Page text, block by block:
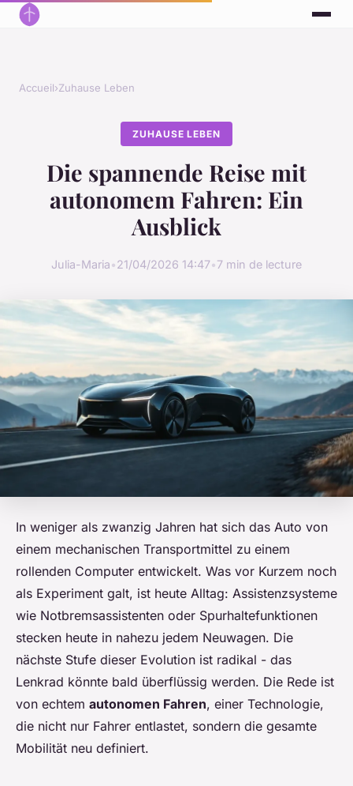
Accueil›Zuhause Leben
ZUHAUSE LEBEN
Die spannende Reise mit
autonomem Fahren: Ein
Ausblick
Julia-Maria•21/04/2026 14:47•7 min de lecture
In weniger als zwanzig Jahren hat sich das Auto von
einem mechanischen Transportmittel zu einem
rollenden Computer entwickelt. Was vor Kurzem noch
als Experiment galt, ist heute Alltag: Assistenzsysteme
wie Notbremsassistenten oder Spurhaltefunktionen
stecken heute in nahezu jedem Neuwagen. Die
nächste Stufe dieser Evolution ist radikal - das
Lenkrad könnte bald überflüssig werden. Die Rede ist
von echtem autonomen Fahren, einer Technologie,
die nicht nur Fahrer entlastet, sondern die gesamte
Mobilität neu definiert.